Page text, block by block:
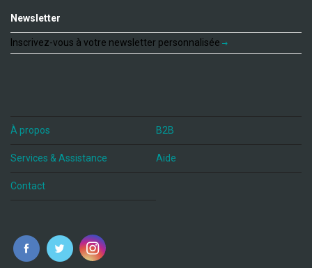
Newsletter
Inscrivez-vous à votre newsletter personnalisée
À propos B2B
Services & Assistance Aide
Contact
fr